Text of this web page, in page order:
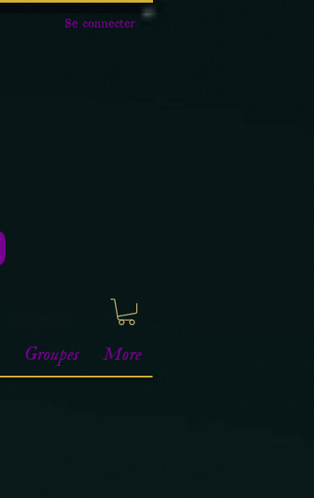
Se connecter
Groupes More